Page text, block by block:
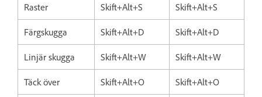
Raster Skift+Alt+S Skift+Alt+S
Färgskugga Skift+Alt+D Skift+Alt+D
Linjär skugga Skift+Alt+W Skift+Alt+W
Täck över Skift+Alt+O Skift+Alt+O